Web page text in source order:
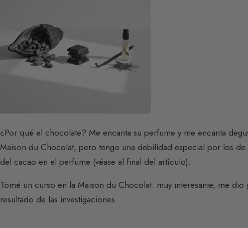
¿Por qué el chocolate? Me encanta su perfume y me encanta
Maison du Chocolat, pero tengo una debilidad especial por los
del cacao en el perfume (véase al final del artículo).
Tomé un curso en la Maison du Chocolat: muy interesante, me
resultado de las investigaciones.